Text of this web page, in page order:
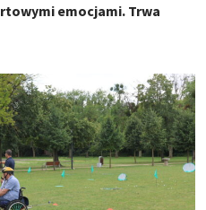
emocjami. Trwa